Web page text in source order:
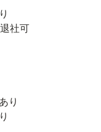
社可
り